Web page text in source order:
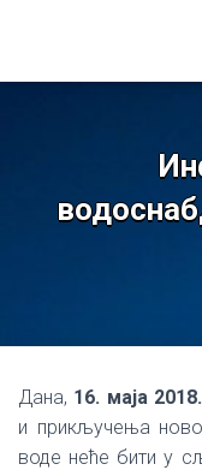
Дана, 16. маја
и прикључења
воде неће бити у